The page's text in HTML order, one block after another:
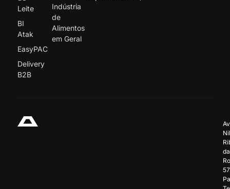
Leite
BI
Atak
EasyPAC
Delivery
B2B
Indústria
de
Alimentos
em Geral
da